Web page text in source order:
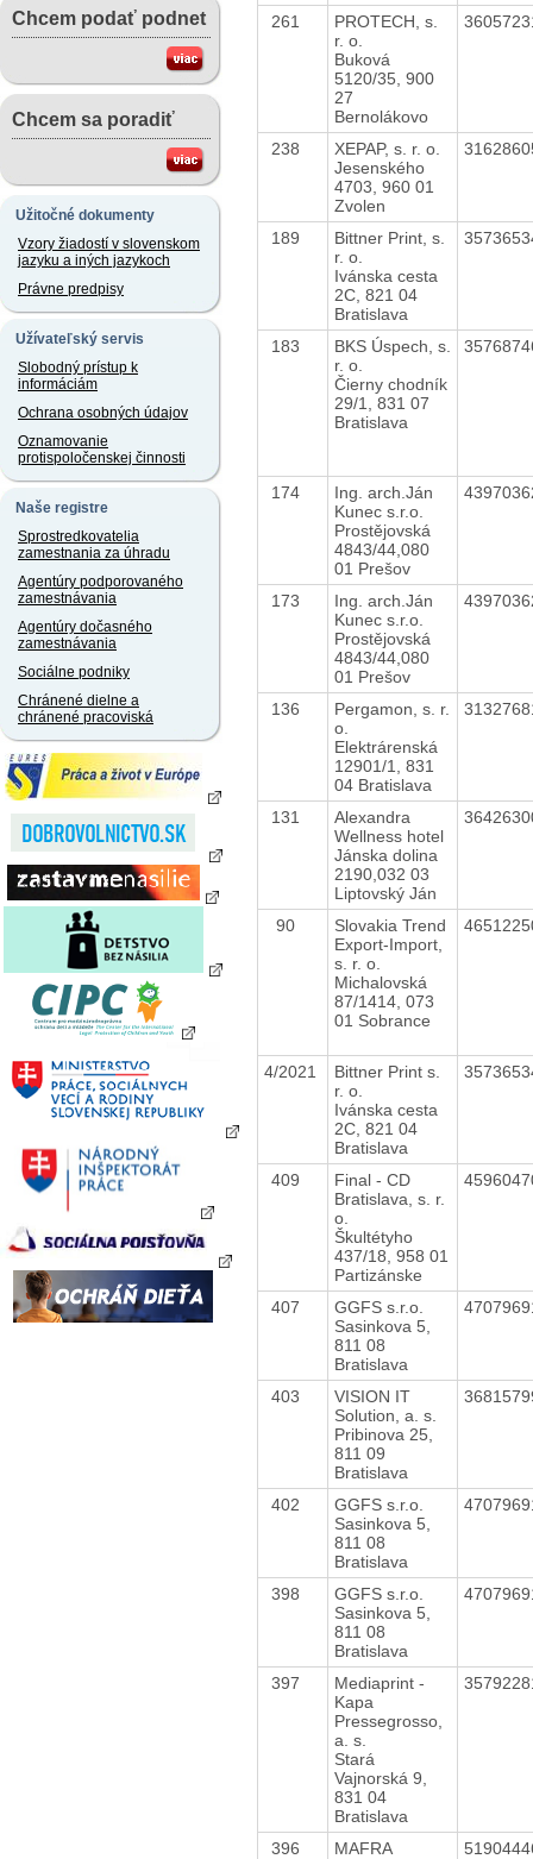
Chcem podať podnet
Chcem sa poradiť
Užitočné dokumenty
Vzory žiadostí v slovenskom
jazyku a iných jazykoch
Právne predpisy
Užívateľský servis
Slobodný prístup k
informáciám
Ochrana osobných údajov
Oznamovanie
protispoločenskej činnosti
Naše registre
Sprostredkovatelia
zamestnania za úhradu
Agentúry podporovaného
zamestnávania
Agentúry dočasného
zamestnávania
Sociálne podniky
Chránené dielne a
chránené pracoviská
261
PROTECH, s.
r. o.
Buková
5120/35, 900
27
Bernolákovo
238
XEPAP, s. r. o.
Jesenského
4703, 960 01
Zvolen
189
Bittner Print, s.
r. o.
Ivánska cesta
2C, 821 04
Bratislava
183
BKS Úspech, s.
r. o.
Čierny chodník
29/1, 831 07
Bratislava
174
Ing. arch.Ján
Kunec s.r.o.
Prostějovská
4843/44,080
01 Prešov
173
Ing. arch.Ján
Kunec s.r.o.
Prostějovská
4843/44,080
01 Prešov
136
Pergamon, s. r.
o.
Elektrárenská
12901/1, 831
04 Bratislava
131
Alexandra
Wellness hotel
Jánska dolina
2190,032 03
Liptovský Ján
90
Slovakia Trend
Export-Import,
s. r. o.
Michalovská
87/1414, 073
01 Sobrance
4/2021
Bittner Print s.
r. o.
Ivánska cesta
2C, 821 04
Bratislava
409
Final - CD
Bratislava, s. r.
o.
Škultétyho
437/18, 958 01
Partizánske
407
GGFS s.r.o.
Sasinkova 5,
811 08
Bratislava
403
VISION IT
Solution, a. s.
Pribinova 25,
811 09
Bratislava
402
GGFS s.r.o.
Sasinkova 5,
811 08
Bratislava
398
GGFS s.r.o.
Sasinkova 5,
811 08
Bratislava
397
Mediaprint -
Kapa
Pressegrosso,
a. s.
Stará
Vajnorská 9,
831 04
Bratislava
396
MAFRA